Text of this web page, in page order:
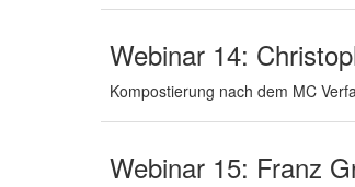
Webinar 14:
Kompostierung nach dem MC
Webinar 15: Franz